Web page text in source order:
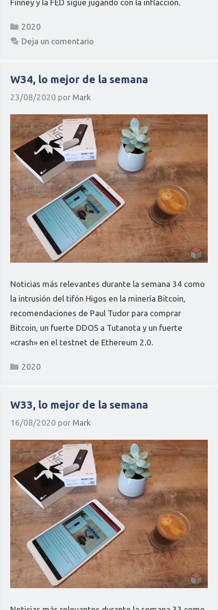
Finney y la FED sigue jugando con la inflacción.
Categorías
2020
Deja un comentario
W34, lo mejor de la semana
23/08/2020 por Mark
Noticias más relevantes durante la semana 34 como
la intrusión del tifón Higos en la minería Bitcoin,
recomendaciones de Paul Tudor para comprar
Bitcoin, un fuerte DDOS a Tutanota y un fuerte
«crash» en el testnet de Ethereum 2.0.
Categorías
2020
W33, lo mejor de la semana
16/08/2020 por Mark